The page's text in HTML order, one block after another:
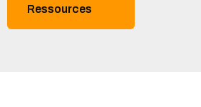
Ressources